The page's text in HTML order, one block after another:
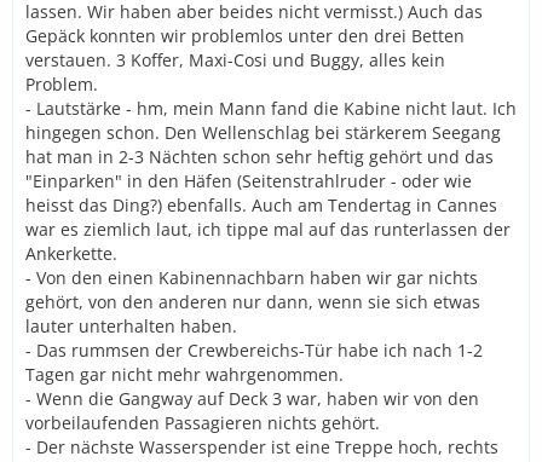
lassen. Wir haben aber beides nicht vermisst.) Auch das
Gepäck konnten wir problemlos unter den drei Betten
verstauen. 3 Koffer, Maxi-Cosi und Buggy, alles kein
Problem.
- Lautstärke - hm, mein Mann fand die Kabine nicht laut. Ich
hingegen schon. Den Wellenschlag bei stärkerem Seegang
hat man in 2-3 Nächten schon sehr heftig gehört und das
"Einparken" in den Häfen (Seitenstrahlruder - oder wie
heisst das Ding?) ebenfalls. Auch am Tendertag in Cannes
war es ziemlich laut, ich tippe mal auf das runterlassen der
Ankerkette.
- Von den einen Kabinennachbarn haben wir gar nichts
gehört, von den anderen nur dann, wenn sie sich etwas
lauter unterhalten haben.
- Das rummsen der Crewbereichs-Tür habe ich nach 1-2
Tagen gar nicht mehr wahrgenommen.
- Wenn die Gangway auf Deck 3 war, haben wir von den
vorbeilaufenden Passagieren nichts gehört.
- Der nächste Wasserspender ist eine Treppe hoch, rechts